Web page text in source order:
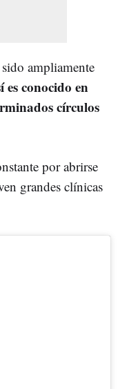
ampliamente
es conocido en
círculos
por abrirse
grandes clínicas